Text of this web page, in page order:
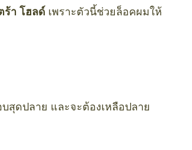
ร้า โฮลด์ เพราะตัวนี้ช่วยล็อคผมให้
บสุดปลาย และจะต้องเหลือปลาย